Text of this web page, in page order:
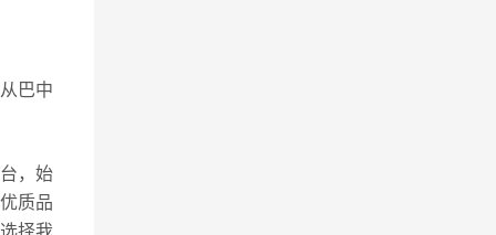
巴中
，始
质品
择我